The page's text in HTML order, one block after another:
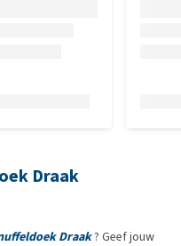
Draak
Draak? Geef jouw